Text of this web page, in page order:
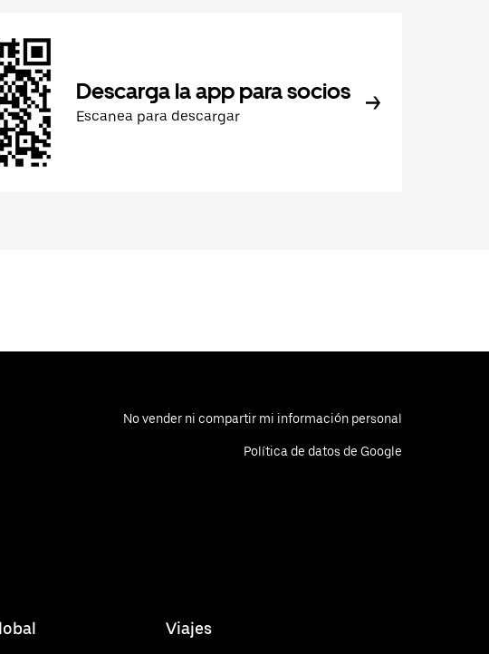
Descarga la app para socios
Escanea para descargar
No vender ni compartir mi información personal
Política de datos de Google
Viajes